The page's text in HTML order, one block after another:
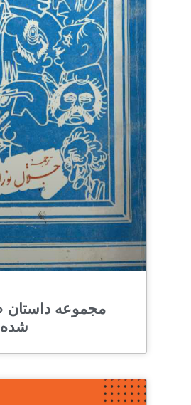
مجموعه داستان